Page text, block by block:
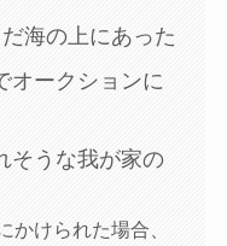
海の上にあった
オークションに
そうな我が家の
かけられた場合、